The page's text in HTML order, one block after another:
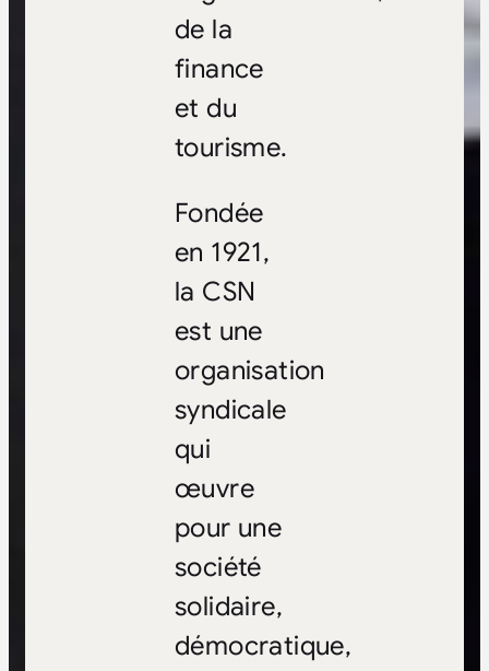
de la
finance
et du
tourisme.
Fondée
en 1921,
la CSN
est une
organisation
syndicale
qui
œuvre
pour une
société
solidaire,
démocratique,